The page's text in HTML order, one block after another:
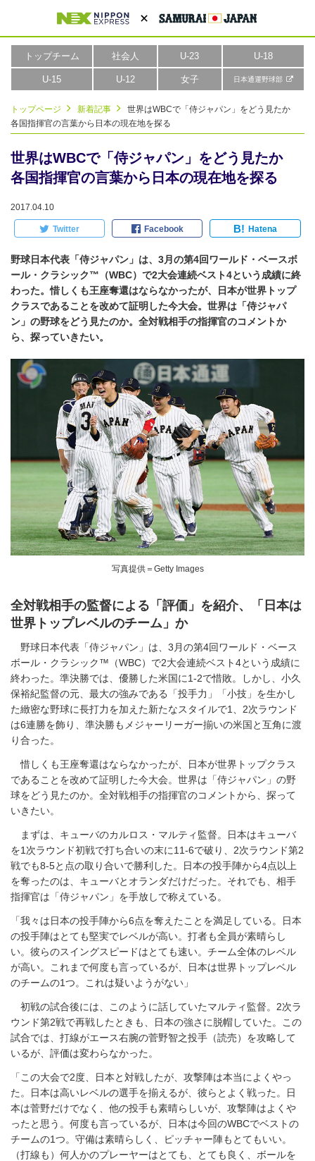
トップチーム 社会人 U-23 U-18
U-15 U-12 女子 日本通運野球部
トップページ 新着記事
世界はWBCで「侍ジャパン」をどう見たか
各国指揮官の言葉から日本の現在地を探る
世界はWBCで「侍ジャパン」をどう見たか
各国指揮官の言葉から日本の現在地を探る
2017.04.10
Twitter Facebook B! Hatena
野球日本代表「侍ジャパン」は、3月の第4回ワールド・ベースボ
ール・クラシック™（WBC）で2大会連続ベスト4という成績に終
わった。惜しくも王座奪還はならなかったが、日本が世界トップ
クラスであることを改めて証明した今大会。世界は「侍ジャパ
ン」の野球をどう見たのか。全対戦相手の指揮官のコメントか
ら、探っていきたい。
写真提供＝Getty Images
全対戦相手の監督による「評価」を紹介、「日本は
世界トップレベルのチーム」か
野球日本代表「侍ジャパン」は、3月の第4回ワールド・ベース
ボール・クラシック™（WBC）で2大会連続ベスト4という成績に
終わった。準決勝では、優勝した米国に1-2で惜敗。しかし、小久
保裕紀監督の元、最大の強みである「投手力」「小技」を生かし
た緻密な野球に長打力を加えた新たなスタイルで1、2次ラウンド
は6連勝を飾り、準決勝もメジャーリーガー揃いの米国と互角に渡
り合った。
惜しくも王座奪還はならなかったが、日本が世界トップクラス
であることを改めて証明した今大会。世界は「侍ジャパン」の野
球をどう見たのか。全対戦相手の指揮官のコメントから、探って
いきたい。
まずは、キューバのカルロス・マルティ監督。日本はキューバ
を1次ラウンド初戦で打ち合いの末に11-6で破り、2次ラウンド第2
戦でも8-5と点の取り合いで勝利した。日本の投手陣から4点以上
を奪ったのは、キューバとオランダだけだった。それでも、相手
指揮官は「侍ジャパン」を手放しで称えている。
「我々は日本の投手陣から6点を奪えたことを満足している。日本
の投手陣はとても堅実でレベルが高い。打者も全員が素晴らし
い。彼らのスイングスピードはとても速い。チーム全体のレベル
が高い。これまで何度も言っているが、日本は世界トップレベル
のチームの1つ。これは疑いようがない」
初戦の試合後には、このように話していたマルティ監督。2次ラ
ウンド第2戦で再戦したときも、日本の強さに脱帽していた。この
試合では、打線がエース右腕の菅野智之投手（読売）を攻略して
いるが、評価は変わらなかった。
「この大会で2度、日本と対戦したが、攻撃陣は本当によくやっ
た。日本は高いレベルの選手を揃えるが、彼らとよく戦った。日
本は菅野だけでなく、他の投手も素晴らしいが、攻撃陣はよくや
ったと思う。何度も言っているが、日本は今回のWBCでベストの
チームの1つ。守備は素晴らしく、ピッチャー陣もとてもいい。
（打線も）何人かのプレーヤーはとても、とても良く、ボールを